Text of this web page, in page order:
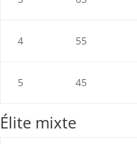
4 55
5 45
Élite mixte